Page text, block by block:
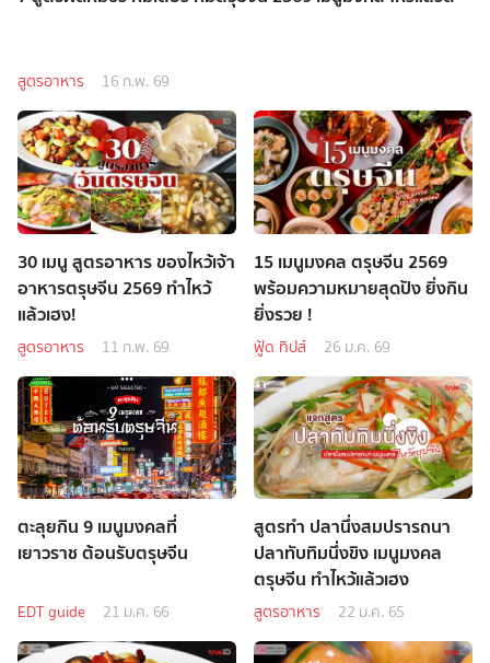
สูตรอาหาร 16 ก.พ. 69
30 เมนู สูตรอาหาร ของไหว้เจ้า
อาหารตรุษจีน 2569 ทำไหว้
แล้วเฮง!
สูตรอาหาร 11 ก.พ. 69
15 เมนูมงคล ตรุษจีน 2569
พร้อมความหมายสุดปัง ยิ่งกิน
ยิ่งรวย !
ฟู้ด ทิปส์ 26 ม.ค. 69
ตะลุยกิน 9 เมนูมงคลที่
เยาวราช ต้อนรับตรุษจีน
EDT guide 21 ม.ค. 66
สูตรทำ ปลานึ่งสมปรารถนา
ปลาทับทิมนึ่งขิง เมนูมงคล
ตรุษจีน ทำไหว้แล้วเฮง
สูตรอาหาร 22 ม.ค. 65